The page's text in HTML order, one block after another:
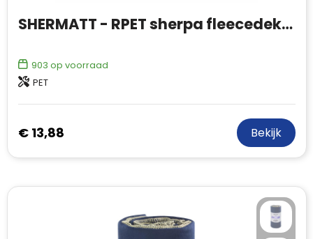
SHERMATT - RPET sherpa fleecedeken
903 op voorraad
PET
€ 13,88 Bekijk